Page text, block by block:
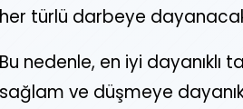
her türlü darbeye
Bu nedenle, en iyi dayanıklı
sağlam ve düşmeye